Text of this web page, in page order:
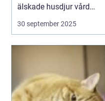
älskade husdjur vård
direkt i hemmet. I
storstaden, där tiden
professionell veterinär
en högst v&aum...
30 september 2025